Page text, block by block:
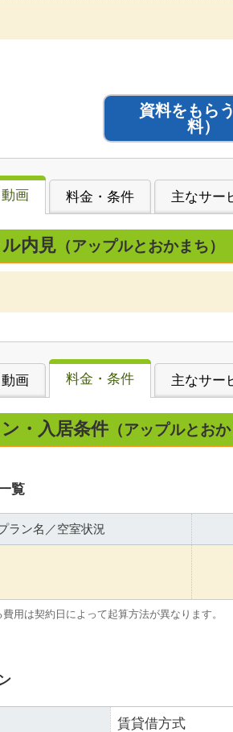
資料をもらう
料）
動画 料金・条件 主なサー
内見 （アップルとおかまち）
動画 料金・条件 主なサー
・入居条件 （アップルとおか
覧
ラン名／空室状況
用は契約日によって起算方法が異なります。
賃貸借方式